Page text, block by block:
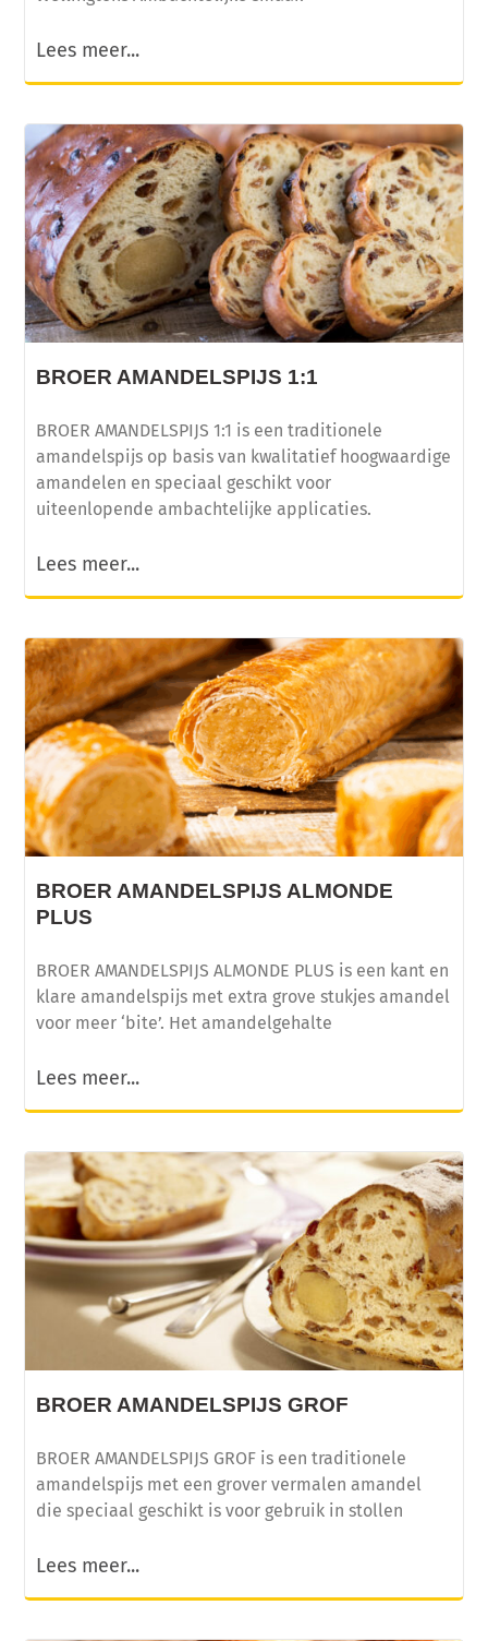
Lees meer...
BROER AMANDELSPIJS 1:1
BROER AMANDELSPIJS 1:1 is een traditionele
amandelspijs op basis van kwalitatief hoogwaardige
amandelen en speciaal geschikt voor
uiteenlopende ambachtelijke applicaties.
Lees meer...
BROER AMANDELSPIJS ALMONDE
PLUS
BROER AMANDELSPIJS ALMONDE PLUS is een kant en
klare amandelspijs met extra grove stukjes amandel
voor meer ‘bite’. Het amandelgehalte
Lees meer...
BROER AMANDELSPIJS GROF
BROER AMANDELSPIJS GROF is een traditionele
amandelspijs met een grover vermalen amandel
die speciaal geschikt is voor gebruik in stollen
Lees meer...